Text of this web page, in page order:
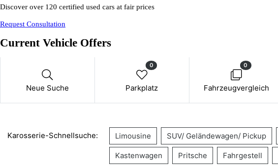
Discover over 120 certified used cars at fair prices
Request Consultation
Current Vehicle Offers
Neue Suche Parkplatz
0
Fahrzeugvergleich
0
Karosserie-Schnellsuche: Limousine SUV/ Geländewagen/ Pickup
Kastenwagen Pritsche Fahrgestell